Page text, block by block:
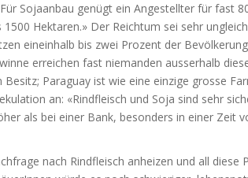
Sojaanbau genügt ein Angestellter für fast
Hektaren.» Der Reichtum sei sehr
eineinhalb bis zwei Prozent der
erreichen fast niemanden ausserhalb
Paraguay ist wie eine einzige grosse
an: «Rindfleisch und Soja sind sehr
als bei einer Bank, besonders in einer Zeit
nach Rindfleisch anheizen und all diese